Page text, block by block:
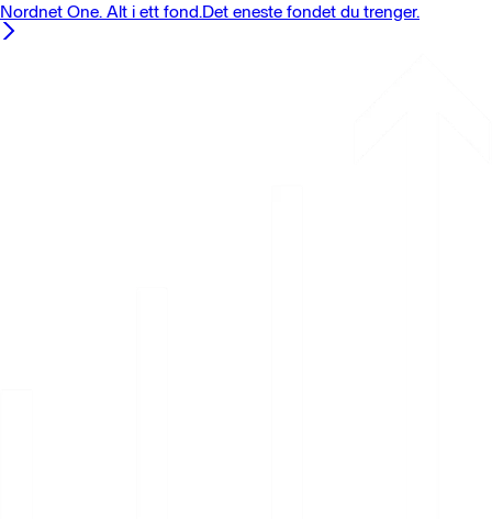
Nordnet One. Alt i ett fond.Det eneste fondet du trenger.